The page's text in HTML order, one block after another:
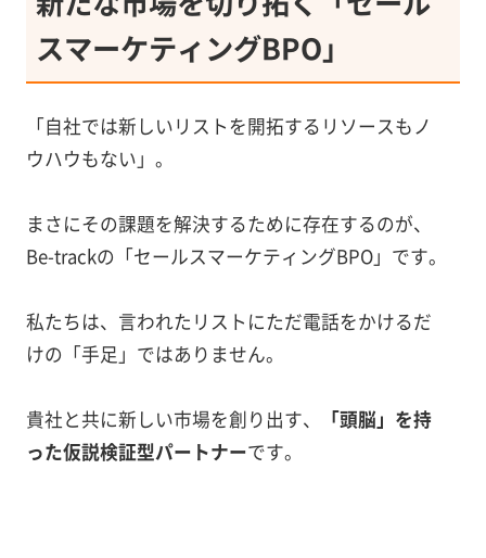
スマーケティングBPO」
「自社では新しいリストを開拓するリソースもノ
ウハウもない」。
まさにその課題を解決するために存在するのが、
Be-trackの「セールスマーケティングBPO」です。
私たちは、言われたリストにただ電話をかけるだ
けの「手足」ではありません。
貴社と共に新しい市場を創り出す、
「頭脳」を持
った仮説検証型パートナーです。